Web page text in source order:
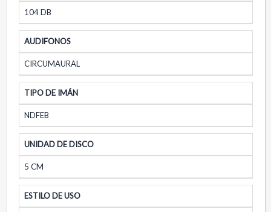
104 DB
AUDIFONOS
CIRCUMAURAL
TIPO DE IMÁN
NDFEB
UNIDAD DE DISCO
5 CM
ESTILO DE USO